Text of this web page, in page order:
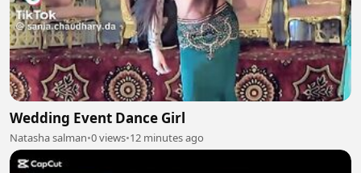
Wedding Event Dance Girl
Natasha salman•0 views•12 minutes ago